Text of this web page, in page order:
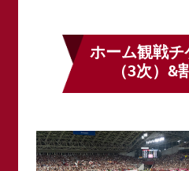
ホーム観戦チ
（3次）&